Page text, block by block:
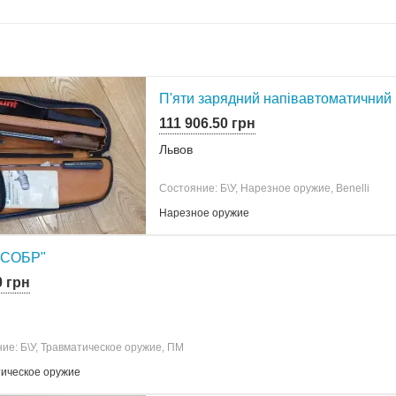
П'яти зарядний
111 906.50 грн
Львов
Состояние: Б\У, Нарезное оружие, Benelli
Нарезное оружие
грн
Б\У, Травматическое оружие, ПМ
оружие